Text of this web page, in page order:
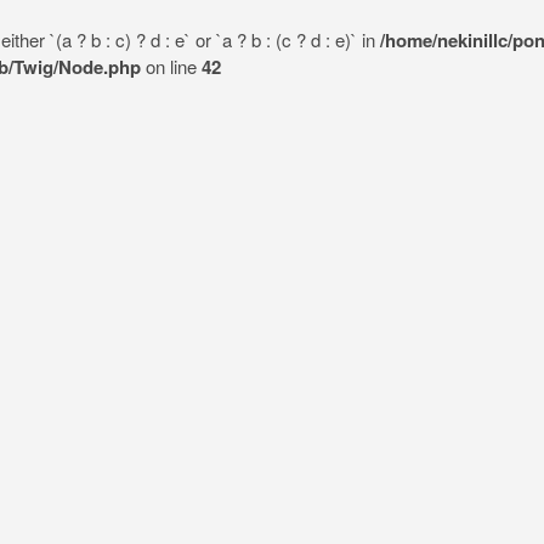
`(a ? b : c) ? d : e` or `a ? b : (c ? d : e)` in/home/nekinillc/
Twig/Node.phpon line42